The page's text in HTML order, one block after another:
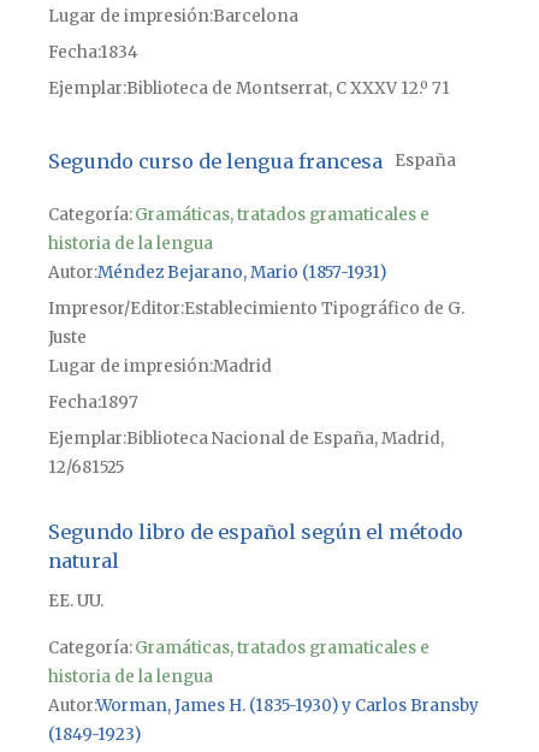
Lugar de impresiónBarcelona
Fecha1834
Ejemplar Biblioteca de Montserrat, C XXXV 12.º 71
Segundo curso de lengua francesa España
Categoría:Gramáticas, tratados gramaticales e
historia de la lengua
Autor Méndez Bejarano, Mario (1857-1931)
Impresor/Editor Establecimiento Tipográfico de G.
Juste
Lugar de impresiónMadrid
Fecha1897
Ejemplar Biblioteca Nacional de España, Madrid,
12/681525
Segundo libro de español según el método
natural
EE. UU.
Categoría:Gramáticas, tratados gramaticales e
historia de la lengua
AutorWorman, James H. (1835-1930) y Carlos Bransby
(1849-1923)